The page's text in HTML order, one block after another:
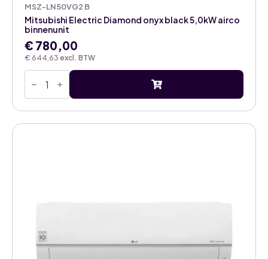
MSZ-LN50VG2 B
€ 644,63 excl. BTW
Mitsubishi Electric Diamond onyx black 5,0kW airco
binnenunit
€ 780,00
Mitsubishi
Electric
onyx
black
5,0kW